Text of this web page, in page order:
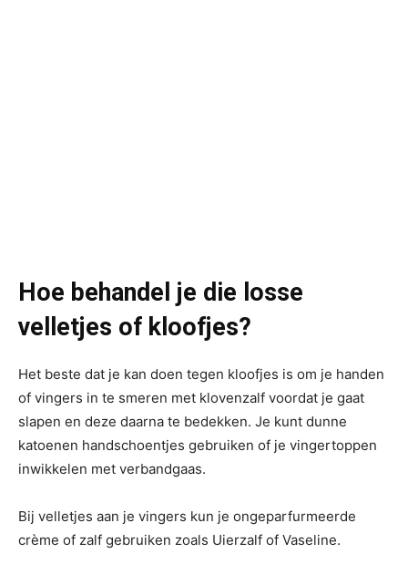
Hoe behandel je die losse
velletjes of kloofjes?
Het beste dat je kan doen tegen kloofjes is om je handen
of vingers in te smeren met klovenzalf voordat je gaat
slapen en deze daarna te bedekken. Je kunt dunne
katoenen handschoentjes gebruiken of je vingertoppen
inwikkelen met verbandgaas.
Bij velletjes aan je vingers kun je ongeparfurmeerde
crème of zalf gebruiken zoals Uierzalf of Vaseline.